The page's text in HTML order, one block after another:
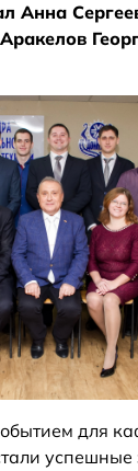
Анна
для